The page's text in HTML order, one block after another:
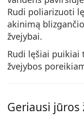
Rudi poliarizuoti
akinimą
žvejybai.
Rudi lęšiai puikiai
žvejybos
Geriausi jūros